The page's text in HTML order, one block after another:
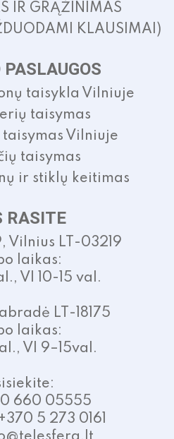
IR GRĄŽINIMAS
KLAUSIMAI)
taisykla Vilniuje
taisymas
Vilniuje
taisymas
ir stiklų keitimas
RASITE
Vilnius LT-03219
laikas:
VI 10-15 val.
LT-18175
laikas:
VI 9–15val.
660 05555
5 273 0161